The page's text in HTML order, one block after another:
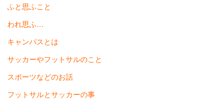
ふと思ふこと
われ思ふ…
キャンパスとは
サッカーやフットサルのこと
スポーツなどのお話
フットサルとサッカーの事